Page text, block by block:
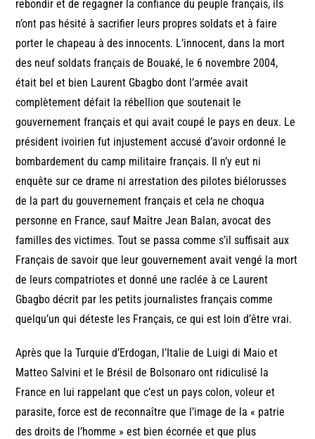
rebondir et de regagner la confiance du peuple français, ils
n’ont pas hésité à sacrifier leurs propres soldats et à faire
porter le chapeau à des innocents. L’innocent, dans la mort
des neuf soldats français de Bouaké, le 6 novembre 2004,
était bel et bien Laurent Gbagbo dont l’armée avait
complètement défait la rébellion que soutenait le
gouvernement français et qui avait coupé le pays en deux. Le
président ivoirien fut injustement accusé d’avoir ordonné le
bombardement du camp militaire français. Il n’y eut ni
enquête sur ce drame ni arrestation des pilotes biélorusses
de la part du gouvernement français et cela ne choqua
personne en France, sauf Maître Jean Balan, avocat des
familles des victimes. Tout se passa comme s’il suffisait aux
Français de savoir que leur gouvernement avait vengé la mort
de leurs compatriotes et donné une raclée à ce Laurent
Gbagbo décrit par les petits journalistes français comme
quelqu’un qui déteste les Français, ce qui est loin d’être vrai.
Après que la Turquie d’Erdogan, l’Italie de Luigi di Maio et
Matteo Salvini et le Brésil de Bolsonaro ont ridiculisé la
France en lui rappelant que c’est un pays colon, voleur et
parasite, force est de reconnaître que l’image de la « patrie
des droits de l’homme » est bien écornée et que plus